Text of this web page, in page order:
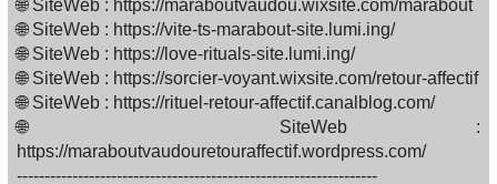
🌐 SiteWeb : https://maraboutvaudou.wixsite.com/marabout
🌐 SiteWeb : https://vite-ts-marabout-site.lumi.ing/
🌐 SiteWeb : https://love-rituals-site.lumi.ing/
🌐 SiteWeb : https://sorcier-voyant.wixsite.com/retour-affectif
🌐 SiteWeb : https://rituel-retour-affectif.canalblog.com/
🌐 SiteWeb :
https://maraboutvaudouretouraffectif.wordpress.com/
-----------------------------------------------------------------